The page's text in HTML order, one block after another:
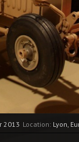
Location: Lyon,
2013